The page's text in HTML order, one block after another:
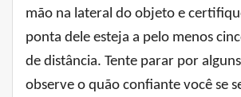
mão na lateral do objeto e
ponta dele esteja a pelo menos
de distância. Tente parar por
observe o quão confiante você se